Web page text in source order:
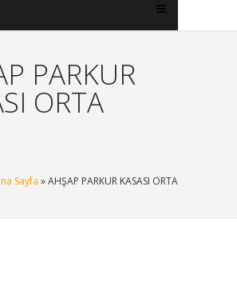
PARKUR
ORTA
Sayfa » AHŞAP PARKUR KASASI ORTA